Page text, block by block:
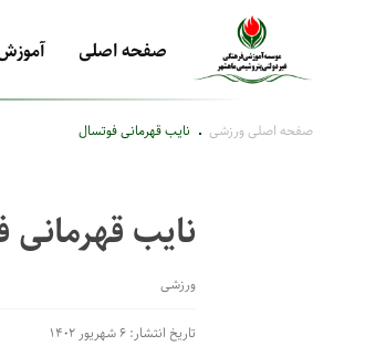
صفحه اصلی
صفحه اصلیورزشی نایب قهرمانی فوتسال
نایب قهرمانی
ورزشی
تاریخ انتشار: ۶ شهریور ۱۴۰۲